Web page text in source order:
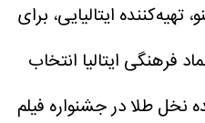
ایتالیایی، برای
فرهنگی ایتالیا انتخاب
نخل طلا در جشنواره فیلم